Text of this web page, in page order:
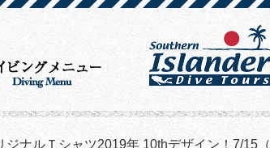
ジナルＴシャツ2019年 10thデザイン！7/15